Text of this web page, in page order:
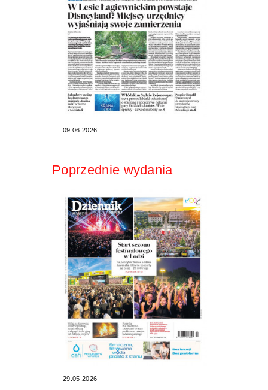
09.06.2026
Poprzednie wydania
29.05.2026